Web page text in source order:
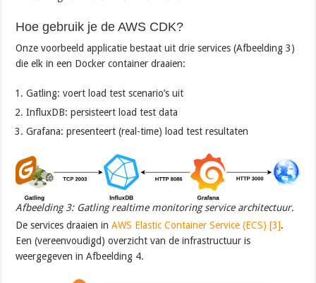
Hoe gebruik je de AWS CDK?
Onze voorbeeld applicatie bestaat uit drie services (Afbeelding 3)
die elk in een Docker container draaien:
Gatling: voert load test scenario’s uit
InfluxDB: persisteert load test data
Grafana: presenteert (real-time) load test resultaten
Afbeelding 3: Gatling realtime monitoring service architectuur.
De services draaien inAWS Elastic Container Service (ECS) [3].
Een (vereenvoudigd) overzicht van de infrastructuur is
weergegeven in Afbeelding 4.